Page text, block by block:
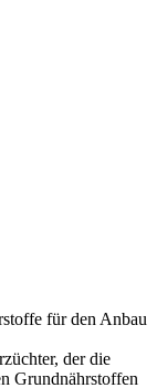
für den Anbau
der die
Grundnährstoffen